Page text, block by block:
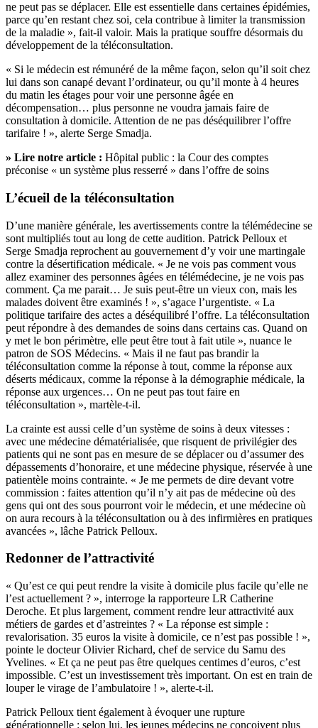
ne peut pas se déplacer. Elle est essentielle dans certaines épidémies,
parce qu’en restant chez soi, cela contribue à limiter la transmission
de la maladie », fait-il valoir. Mais la pratique souffre désormais du
développement de la téléconsultation.
« Si le médecin est rémunéré de la même façon, selon qu’il soit chez
lui dans son canapé devant l’ordinateur, ou qu’il monte à 4 heures
du matin les étages pour voir une personne âgée en
décompensation… plus personne ne voudra jamais faire de
consultation à domicile. Attention de ne pas déséquilibrer l’offre
tarifaire ! », alerte Serge Smadja.
» Lire notre article : Hôpital public : la Cour des comptes
préconise « un système plus resserré » dans l’offre de soins
L’écueil de la téléconsultation
D’une manière générale, les avertissements contre la télémédecine se
sont multipliés tout au long de cette audition. Patrick Pelloux et
Serge Smadja reprochent au gouvernement d’y voir une martingale
contre la désertification médicale. « Je ne vois pas comment vous
allez examiner des personnes âgées en télémédecine, je ne vois pas
comment. Ça me parait… Je suis peut-être un vieux con, mais les
malades doivent être examinés ! », s’agace l’urgentiste. « La
politique tarifaire des actes a déséquilibré l’offre. La téléconsultation
peut répondre à des demandes de soins dans certains cas. Quand on
y met le bon périmètre, elle peut être tout à fait utile », nuance le
patron de SOS Médecins. « Mais il ne faut pas brandir la
téléconsultation comme la réponse à tout, comme la réponse aux
déserts médicaux, comme la réponse à la démographie médicale, la
réponse aux urgences… On ne peut pas tout faire en
téléconsultation », martèle-t-il.
La crainte est aussi celle d’un système de soins à deux vitesses :
avec une médecine dématérialisée, que risquent de privilégier des
patients qui ne sont pas en mesure de se déplacer ou d’assumer des
dépassements d’honoraire, et une médecine physique, réservée à une
patientèle moins contrainte. « Je me permets de dire devant votre
commission : faites attention qu’il n’y ait pas de médecine où des
gens qui ont des sous pourront voir le médecin, et une médecine où
on aura recours à la téléconsultation ou à des infirmières en pratiques
avancées », lâche Patrick Pelloux.
Redonner de l’attractivité
« Qu’est ce qui peut rendre la visite à domicile plus facile qu’elle ne
l’est actuellement ? », interroge la rapporteure LR Catherine
Deroche. Et plus largement, comment rendre leur attractivité aux
métiers de gardes et d’astreintes ? « La réponse est simple :
revalorisation. 35 euros la visite à domicile, ce n’est pas possible ! »,
pointe le docteur Olivier Richard, chef de service du Samu des
Yvelines. « Et ça ne peut pas être quelques centimes d’euros, c’est
impossible. C’est un investissement très important. On est en train de
louper le virage de l’ambulatoire ! », alerte-t-il.
Patrick Pelloux tient également à évoquer une rupture
générationnelle : selon lui, les jeunes médecins ne conçoivent plus